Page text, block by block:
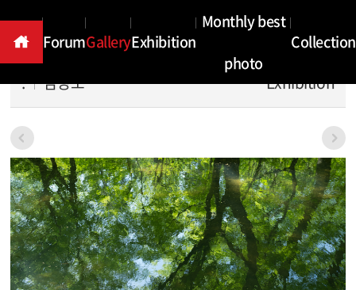
ForumGalleryExhibition
Monthly best
photo
Collection
. 김영모 Exhibition
본문